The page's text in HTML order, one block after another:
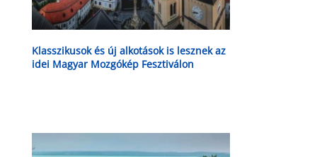
Klasszikusok és új alkotások is lesznek az
idei Magyar Mozgókép Fesztiválon